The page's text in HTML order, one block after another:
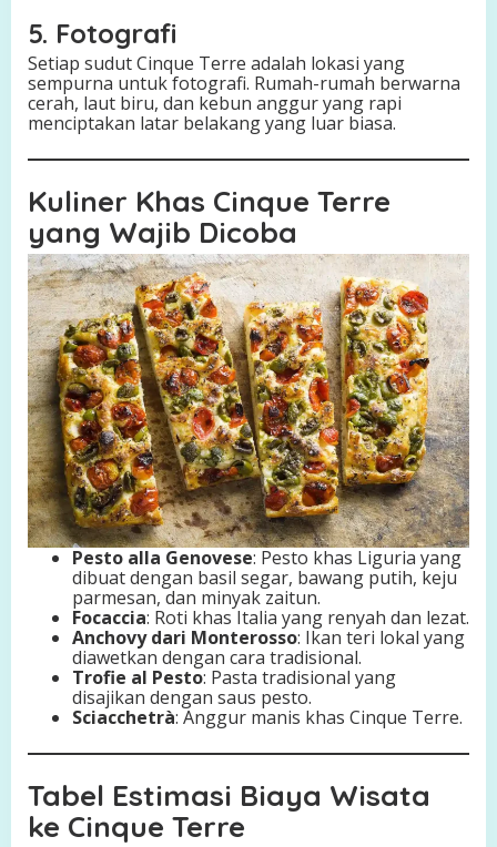
5. Fotografi
Setiap sudut Cinque Terre adalah lokasi yang
sempurna untuk fotografi. Rumah-rumah berwarna
cerah, laut biru, dan kebun anggur yang rapi
menciptakan latar belakang yang luar biasa.
Kuliner Khas Cinque Terre
yang Wajib Dicoba
Pesto alla Genovese: Pesto khas Liguria yang
dibuat dengan basil segar, bawang putih, keju
parmesan, dan minyak zaitun.
Focaccia: Roti khas Italia yang renyah dan lezat.
Anchovy dari Monterosso: Ikan teri lokal yang
diawetkan dengan cara tradisional.
Trofie al Pesto: Pasta tradisional yang
disajikan dengan saus pesto.
Sciacchetrà: Anggur manis khas Cinque Terre.
Tabel Estimasi Biaya Wisata
ke Cinque Terre